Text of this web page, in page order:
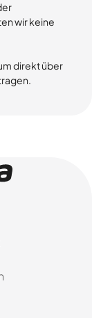
wir keine
direkt über